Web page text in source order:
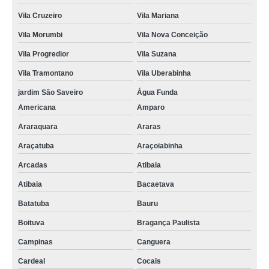
filtros óleos hidráulicos Lins
filtro hidráulico de sucção Parque São Domingos
onde encontro filtro hidráulico parker Vila Leopoldina
onde encontro filtro hidráulico retorno Tupã
filtros hidráulicos valores Jardim Paulista
procuro por filtro hidráulico parker Vila Boaçava
onde encontro filtro hidráulico de sucção Jaraguá
procuro por filtros hidráulicos Alfenas
onde encontro filtros hidráulicos industriais Paraguaçú
filtro óleo hidráulico Tucuruvi
procuro por filtros hidráulicos industriais Jardim Novo Mundo
Vila Cruzeiro Vila Mariana
Vila Morumbi Vila Nova Conceição
Vila Progredior Vila Suzana
Vila Tramontano Vila Uberabinha
jardim São Saveiro
Água Funda
Americana
Amparo
Araraquara Araras
Araçatuba Araçoiabinha
Arcadas Atibaia
Atibaia Bacaetava
Batatuba Bauru
Boituva Bragança Paulista
Campinas Canguera
Cardeal Cocais